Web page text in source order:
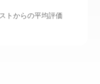
トからの平均評価